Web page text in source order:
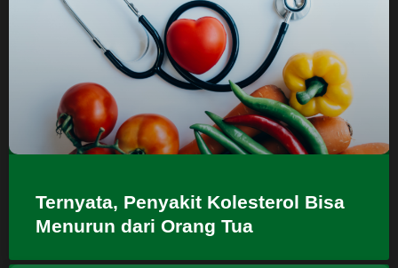
Ternyata, Penyakit Kolesterol Bisa
Menurun dari Orang Tua